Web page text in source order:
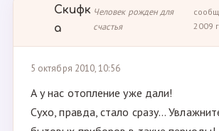
Скифк
а
Человек рожден для
счастья
2009
5 октября 2010, 10:56
А у нас отопление уже дали!
Сухо, правда, стало сразу...